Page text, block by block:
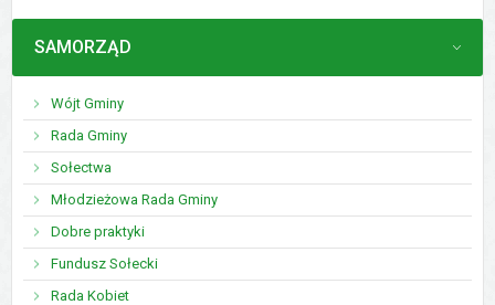
MENU
SAMORZĄD
Wójt Gminy
Rada Gminy
Sołectwa
Młodzieżowa Rada Gminy
Dobre praktyki
Fundusz Sołecki
Rada Kobiet